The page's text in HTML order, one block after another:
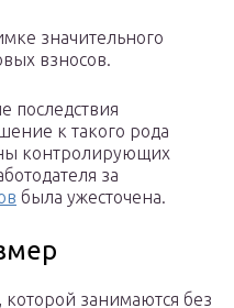
значительного
взносов.
последствия
к такого рода
контролирующих
за
была ужесточена.
которой занимаются без